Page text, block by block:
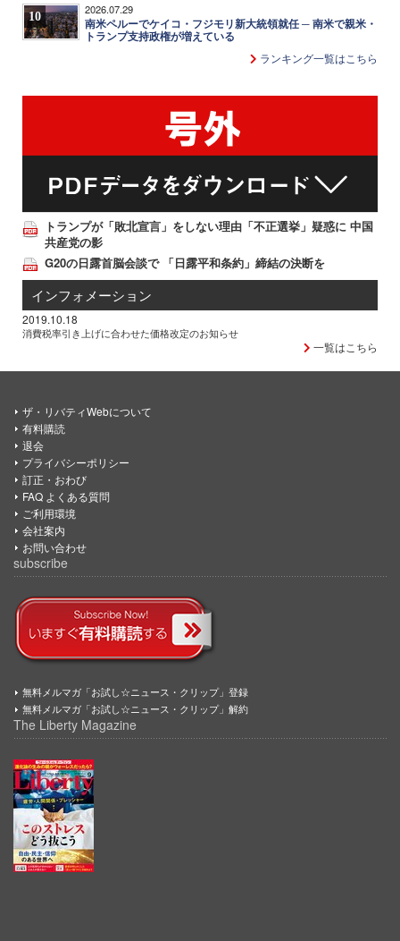
10 2026.07.29
南米ペルーでケイコ・フジモリ新大統領就任 ─ 南米で親米・
トランプ支持政権が増えている
ランキング一覧はこちら
トランプが「敗北宣言」をしない理由「不正選挙」疑惑に 中国
共産党の影
G20の日露首脳会談で 「日露平和条約」締結の決断を
インフォメーション
2019.10.18
消費税率引き上げに合わせた価格改定のお知らせ
一覧はこちら
ザ・リバティWebについて
有料購読
退会
プライバシーポリシー
訂正・おわび
FAQ よくある質問
ご利用環境
会社案内
お問い合わせ
subscribe
無料メルマガ「お試し☆ニュース・クリップ」登録
無料メルマガ「お試し☆ニュース・クリップ」解約
The Liberty Magazine